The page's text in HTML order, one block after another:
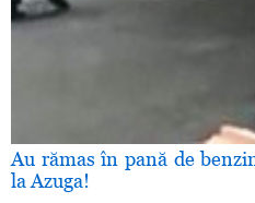
Au rămas în pană de
la Azuga!